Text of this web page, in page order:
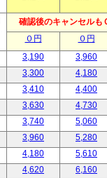
確認後のキャンセルも
０円
０円
3,190
3,960
3,300
4,180
3,410
4,400
3,630
4,730
3,740
5,060
3,960
5,280
4,180
5,610
4,620
6,160